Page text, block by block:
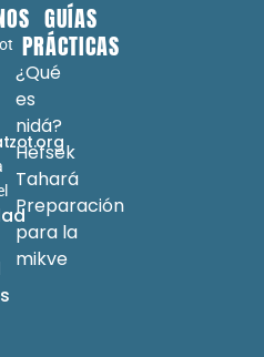
GUÍAS
PRÁCTICAS
¿Qué
es
nidá?
Hefsek
Tahará
Preparación
para la
mikve